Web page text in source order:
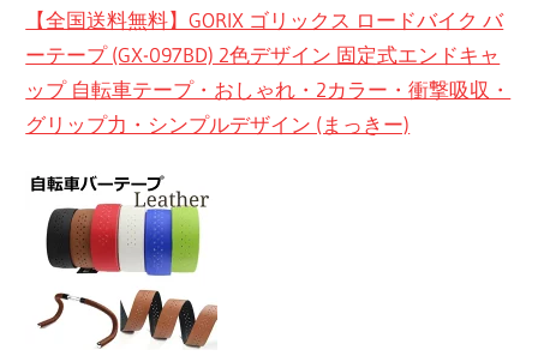
【全国送料無料】GORIX ゴリックス ロードバイク バ
ーテープ (GX-097BD) 2色デザイン 固定式エンドキャ
ップ 自転車テープ・おしゃれ・2カラー・衝撃吸収・
グリップ力・シンプルデザイン (まっきー)